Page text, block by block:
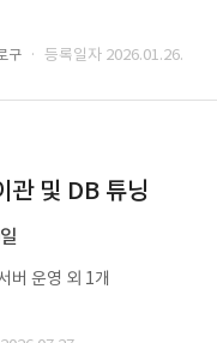
구 · 등록일자 2026.01.26.
관 및 DB 튜닝
버 운영 외 1개